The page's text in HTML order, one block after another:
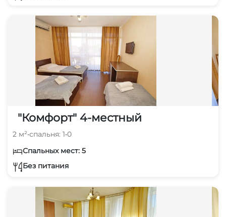
"Комфорт" 4-местный
2 м²•спальня: 1•0
Спальных мест: 5
Без питания